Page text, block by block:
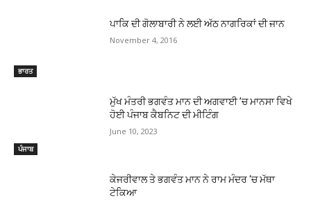
ਭਾਰਤ
ਪਾਕਿ ਦੀ ਗੋਲਾਬਾਰੀ ਨੇ ਲਈ ਅੱਠ ਨਾਗਰਿਕਾਂ ਦੀ ਜਾਨ
November 4, 2016
ਪੰਜਾਬ
ਮੁੱਖ ਮੰਤਰੀ ਭਗਵੰਤ ਮਾਨ ਦੀ ਅਗਵਾਈ ’ਚ ਮਾਨਸਾ ਵਿਖੇ
ਹੋਈ ਪੰਜਾਬ ਕੈਬਨਿਟ ਦੀ ਮੀਟਿੰਗ
June 10, 2023
ਕੇਜਰੀਵਾਲ ਤੇ ਭਗਵੰਤ ਮਾਨ ਨੇ ਰਾਮ ਮੰਦਰ ‘ਚ ਮੱਥਾ
ਟੇਕਿਆ